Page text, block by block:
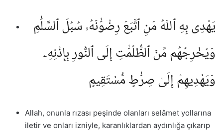
يَهْدِى بِهِ ٱللَّهُ مَنِ ٱتَّبَعَ رِضْوَٰنَهُۥ سُبُلَ ٱلسَّلَٰمِ
وَيُخْرِجُهُم مِّنَ ٱلظُّلُمَٰتِ إِلَى ٱلنُّورِ بِإِذْنِهِۦ
وَيَهْدِيهِمْ إِلَىٰ صِرَٰطٍ مُّسْتَقِيمٍ
Allah, onunla rızası peşinde olanları selâmet yollarına
iletir ve onları izniyle, karanlıklardan aydınlığa çıkarıp